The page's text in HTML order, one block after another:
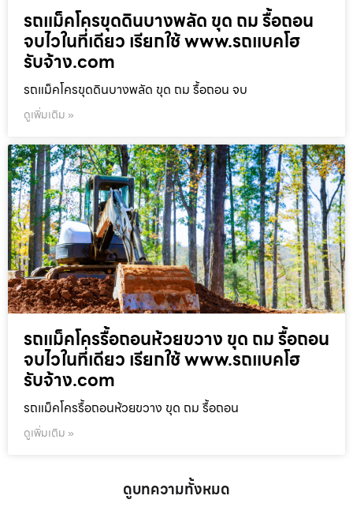
รถแม็คโครขุดดินบางพลัด ขุด ถม รื้อถอน
จบไวในที่เดียว เรียกใช้ www.รถแบคโฮ
รับจ้าง.com
รถแม็คโครขุดดินบางพลัด ขุด ถม รื้อถอน จบ
ดูเพิ่มเติม »
รถแม็คโครรื้อถอนห้วยขวาง ขุด ถม รื้อถอน
จบไวในที่เดียว เรียกใช้ www.รถแบคโฮ
รับจ้าง.com
รถแม็คโครรื้อถอนห้วยขวาง ขุด ถม รื้อถอน
ดูเพิ่มเติม »
ดูบทความทั้งหมด